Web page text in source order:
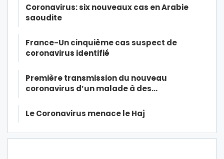
Coronavirus: six nouveaux cas en Arabie
saoudite
France-Un cinquième cas suspect de
coronavirus identifié
Première transmission du nouveau
coronavirus d’un malade à des…
Le Coronavirus menace le Haj